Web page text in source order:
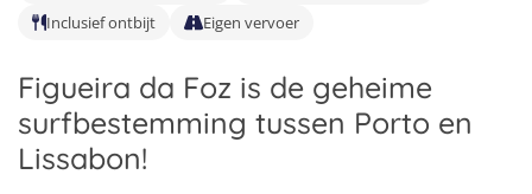
Inclusief ontbijt
Eigen vervoer
Figueira da Foz is de geheime
surfbestemming tussen Porto en
Lissabon!